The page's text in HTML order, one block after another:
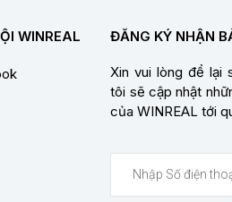
WINREAL ĐĂNG KÝ NHẬN
Xin vui lòng để lại
tôi sẽ cập nhật
của WINREAL tới